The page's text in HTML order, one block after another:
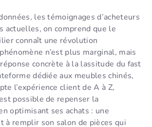
les témoignages d’acheteurs
actuelles, on comprend que le
connaît une révolution
n’est plus marginal, mais
concrète à la lassitude du fast
dédiée aux meubles chinés,
l’expérience client de A à Z,
possible de repenser la
optimisant ses achats : une
à remplir son salon de pièces qui